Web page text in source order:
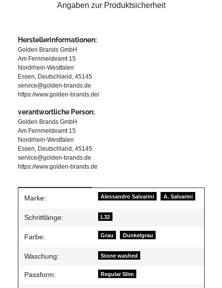
Angaben zur Produktsicherheit
Herstellerinformationen:
Golden Brands GmbH
Am Fernmeldeamt 15
Nordrhein-Westfalen
Essen, Deutschland, 45145
service@golden-brands.de
https://www.golden-brands.de/
verantwortliche Person:
Golden Brands GmbH
Am Fernmeldeamt 15
Nordrhein-Westfalen
Essen, Deutschland, 45145
service@golden-brands.de
https://www.golden-brands.de
Produkteigenschaft
Wert
Marke: Alessandro Salvarini A. Salvarini
Schrittlänge: L32
Farbe: Grau Dunkelgrau
Waschung: Stone washed
Passform: Regular Slim